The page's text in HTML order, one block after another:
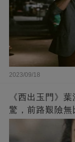
2023/09/18
《西出玉門》
驚，前路艱險無